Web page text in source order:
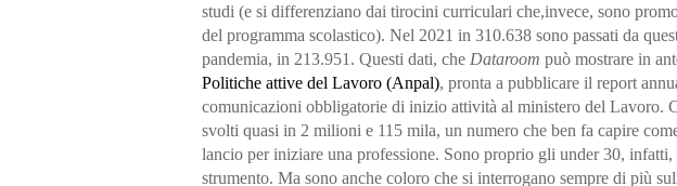
studi (e si differenziano dai tirocini curriculari che,invece, sono
del programma scolastico). Nel 2021 in 310.638 sono passati da
pandemia, in 213.951. Questi dati, che Dataroom può mostrare in
Politiche attive del Lavoro (Anpal), pronta a pubblicare il report
comunicazioni obbligatorie di inizio attività al ministero del Lavoro.
svolti quasi in 2 milioni e 115 mila, un numero che ben fa capire
lancio per iniziare una professione. Sono proprio gli under 30, infatti,
strumento. Ma sono anche coloro che si interrogano sempre di più